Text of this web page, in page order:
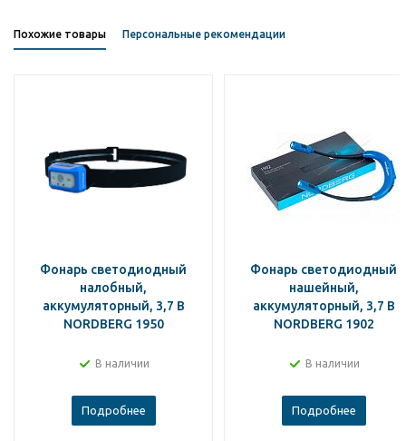
Похожие товары Персональные рекомендации
Фонарь светодиодный
налобный,
аккумуляторный, 3,7 В
NORDBERG 1950
В наличии
Подробнее
Фонарь светодиодный
нашейный,
аккумуляторный, 3,7 В
NORDBERG 1902
В наличии
Подробнее